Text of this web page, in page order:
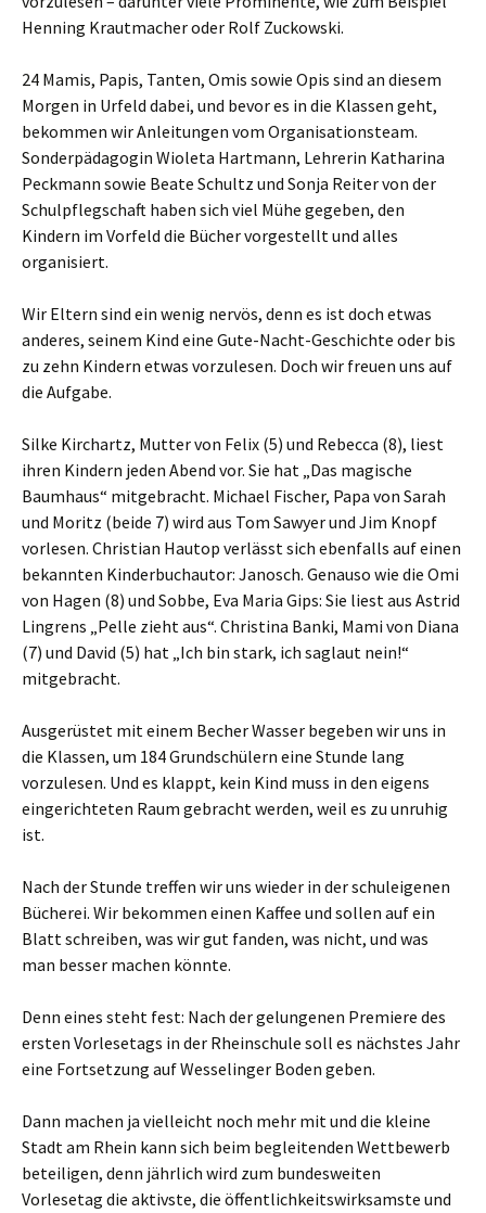
Henning Krautmacher oder Rolf Zuckowski.
24 Mamis, Papis, Tanten, Omis sowie Opis sind an diesem
Morgen in Urfeld dabei, und bevor es in die Klassen geht,
bekommen wir Anleitungen vom Organisationsteam.
Sonderpädagogin Wioleta Hartmann, Lehrerin Katharina
Peckmann sowie Beate Schultz und Sonja Reiter von der
Schulpflegschaft haben sich viel Mühe gegeben, den
Kindern im Vorfeld die Bücher vorgestellt und alles
organisiert.
Wir Eltern sind ein wenig nervös, denn es ist doch etwas
anderes, seinem Kind eine Gute-Nacht-Geschichte oder bis
zu zehn Kindern etwas vorzulesen. Doch wir freuen uns auf
die Aufgabe.
Silke Kirchartz, Mutter von Felix (5) und Rebecca (8), liest
ihren Kindern jeden Abend vor. Sie hat „Das magische
Baumhaus“ mitgebracht. Michael Fischer, Papa von Sarah
und Moritz (beide 7) wird aus Tom Sawyer und Jim Knopf
vorlesen. Christian Hautop verlässt sich ebenfalls auf einen
bekannten Kinderbuchautor: Janosch. Genauso wie die Omi
von Hagen (8) und Sobbe, Eva Maria Gips: Sie liest aus Astrid
Lingrens „Pelle zieht aus“. Christina Banki, Mami von Diana
(7) und David (5) hat „Ich bin stark, ich saglaut nein!“
mitgebracht.
Ausgerüstet mit einem Becher Wasser begeben wir uns in
die Klassen, um 184 Grundschülern eine Stunde lang
vorzulesen. Und es klappt, kein Kind muss in den eigens
eingerichteten Raum gebracht werden, weil es zu unruhig
ist.
Nach der Stunde treffen wir uns wieder in der schuleigenen
Bücherei. Wir bekommen einen Kaffee und sollen auf ein
Blatt schreiben, was wir gut fanden, was nicht, und was
man besser machen könnte.
Denn eines steht fest: Nach der gelungenen Premiere des
ersten Vorlesetags in der Rheinschule soll es nächstes Jahr
eine Fortsetzung auf Wesselinger Boden geben.
Dann machen ja vielleicht noch mehr mit und die kleine
Stadt am Rhein kann sich beim begleitenden Wettbewerb
beteiligen, denn jährlich wird zum bundesweiten
Vorlesetag die aktivste, die öffentlichkeitswirksamste und